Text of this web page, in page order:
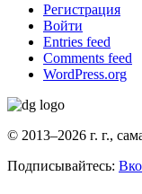
Регистрация
Войти
Entries feed
Comments feed
WordPress.org
© 2013–2026 г. г.,
Подписывайтесь: